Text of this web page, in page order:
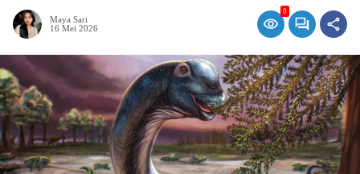
Maya Sari
16 Mei 2026
0